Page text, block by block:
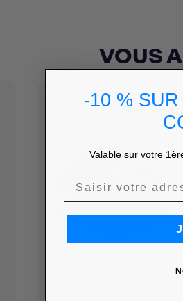
VOUS
-10 %
Valable sur votre